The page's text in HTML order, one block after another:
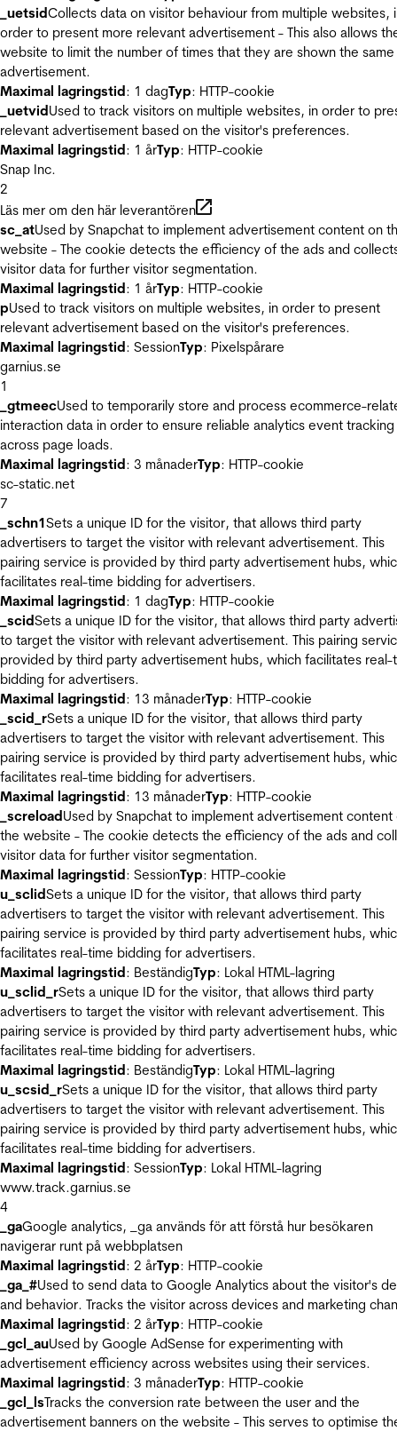
_uetsidCollects data on visitor behaviour from multiple websites,
order to present more relevant advertisement - This also allows
website to limit the number of times that they are shown the same
advertisement.
Maximal lagringstid: 1 dagTyp: HTTP-cookie
_uetvidUsed to track visitors on multiple websites, in order to
relevant advertisement based on the visitor's preferences.
Maximal lagringstid: 1 årTyp: HTTP-cookie
Snap Inc.
2
Läs mer om den här leverantören
sc_atUsed by Snapchat to implement advertisement content on
website - The cookie detects the efficiency of the ads and
visitor data for further visitor segmentation.
Maximal lagringstid: 1 årTyp: HTTP-cookie
pUsed to track visitors on multiple websites, in order to present
relevant advertisement based on the visitor's preferences.
Maximal lagringstid: SessionTyp: Pixelspårare
garnius.se
1
_gtmeecUsed to temporarily store and process ecommerce-
interaction data in order to ensure reliable analytics event tracking
across page loads.
Maximal lagringstid: 3 månaderTyp: HTTP-cookie
sc-static.net
7
_schn1Sets a unique ID for the visitor, that allows third party
advertisers to target the visitor with relevant advertisement. This
pairing service is provided by third party advertisement hubs,
facilitates real-time bidding for advertisers.
Maximal lagringstid: 1 dagTyp: HTTP-cookie
_scidSets a unique ID for the visitor, that allows third party
to target the visitor with relevant advertisement. This pairing
provided by third party advertisement hubs, which facilitates real-
bidding for advertisers.
Maximal lagringstid: 13 månaderTyp: HTTP-cookie
_scid_rSets a unique ID for the visitor, that allows third party
advertisers to target the visitor with relevant advertisement. This
pairing service is provided by third party advertisement hubs,
facilitates real-time bidding for advertisers.
Maximal lagringstid: 13 månaderTyp: HTTP-cookie
_screloadUsed by Snapchat to implement advertisement content
the website - The cookie detects the efficiency of the ads and
visitor data for further visitor segmentation.
Maximal lagringstid: SessionTyp: HTTP-cookie
u_sclidSets a unique ID for the visitor, that allows third party
advertisers to target the visitor with relevant advertisement. This
pairing service is provided by third party advertisement hubs,
facilitates real-time bidding for advertisers.
Maximal lagringstid: BeständigTyp: Lokal HTML-lagring
u_sclid_rSets a unique ID for the visitor, that allows third party
advertisers to target the visitor with relevant advertisement. This
pairing service is provided by third party advertisement hubs,
facilitates real-time bidding for advertisers.
Maximal lagringstid: BeständigTyp: Lokal HTML-lagring
u_scsid_rSets a unique ID for the visitor, that allows third party
advertisers to target the visitor with relevant advertisement. This
pairing service is provided by third party advertisement hubs,
facilitates real-time bidding for advertisers.
Maximal lagringstid: SessionTyp: Lokal HTML-lagring
www.track.garnius.se
4
_gaGoogle analytics, _ga används för att förstå hur besökaren
navigerar runt på webbplatsen
Maximal lagringstid: 2 årTyp: HTTP-cookie
_ga_#Used to send data to Google Analytics about the visitor's
and behavior. Tracks the visitor across devices and marketing
Maximal lagringstid: 2 årTyp: HTTP-cookie
_gcl_auUsed by Google AdSense for experimenting with
advertisement efficiency across websites using their services.
Maximal lagringstid: 3 månaderTyp: HTTP-cookie
_gcl_lsTracks the conversion rate between the user and the
advertisement banners on the website - This serves to optimise